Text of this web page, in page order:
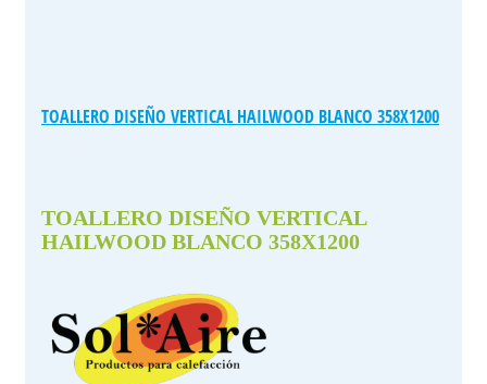
TOALLERO DISEÑO VERTICAL HAILWOOD BLANCO 358X1200
TOALLERO DISEÑO VERTICAL
HAILWOOD BLANCO 358X1200